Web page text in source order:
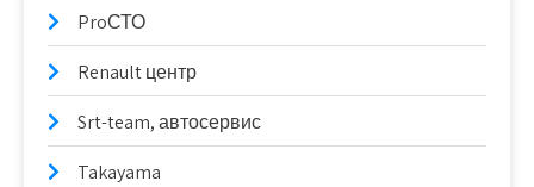
ProСТО
Renault центр
Srt-team, автосервис
Takayama